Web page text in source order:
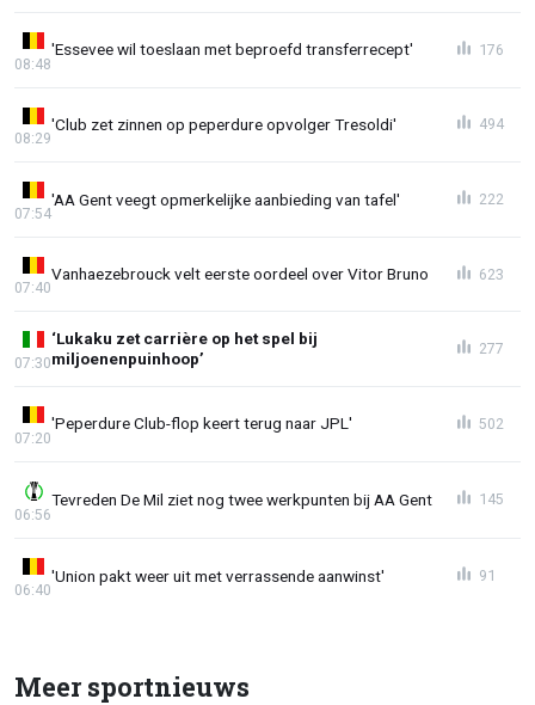
'Essevee wil toeslaan met beproefd transferrecept'
08:48
176
'Club zet zinnen op peperdure opvolger Tresoldi'
08:29
494
'AA Gent veegt opmerkelijke aanbieding van tafel'
07:54
222
Vanhaezebrouck velt eerste oordeel over Vitor Bruno
07:40
623
‘Lukaku zet carrière op het spel bij
miljoenenpuinhoop’
07:30
277
'Peperdure Club-flop keert terug naar JPL'
07:20
502
Tevreden De Mil ziet nog twee werkpunten bij AA Gent
06:56
145
'Union pakt weer uit met verrassende aanwinst'
06:40
91
Meer sportnieuws